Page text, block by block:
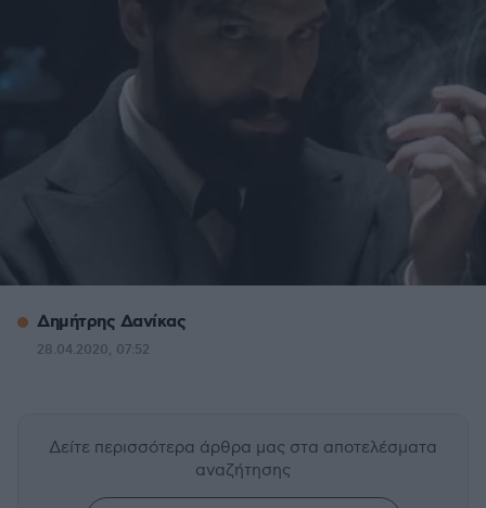
Δημήτρης Δανίκας
28.04.2020, 07:52
Δείτε περισσότερα άρθρα μας στα αποτελέσματα
αναζήτησης